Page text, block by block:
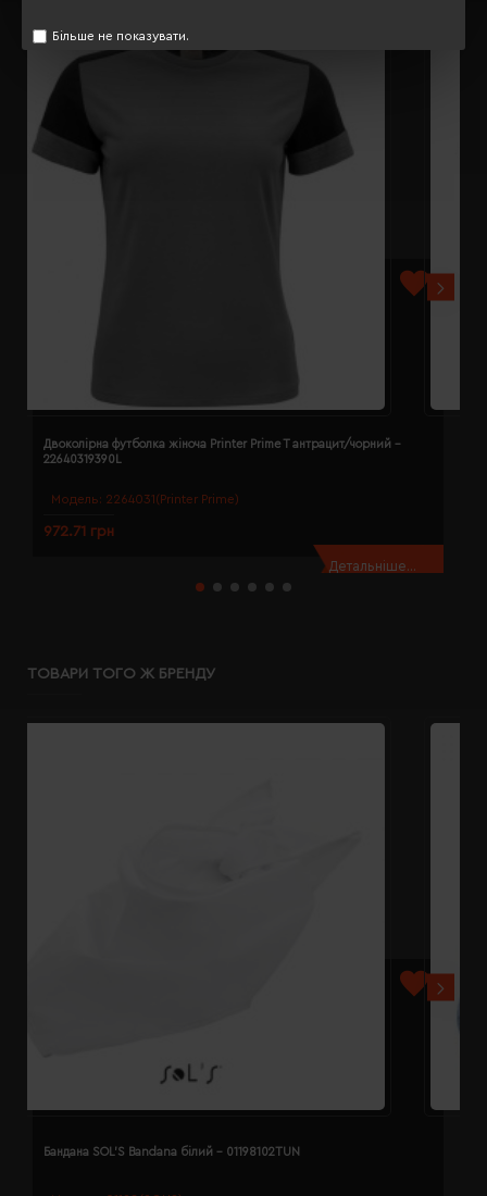
Більше не показувати.
Модель: 2264031(Printer Prime)
Двоколірна футболка жіноча Printer Prime T антрацит/чорний -
22640319390L
972.71 грн
Детальніше...
ТОВАРИ ТОГО Ж БРЕНДУ
Бандана SOL'S Bandana білий - 01198102TUN